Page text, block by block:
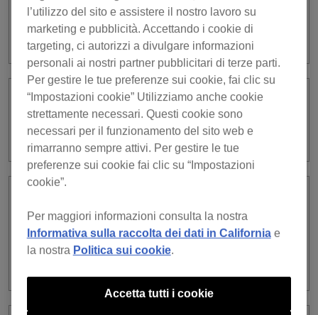
Vorrei sapere quale console per DJ /
Console DJ tutto in uno può essere
riprodotta insieme a rekordbox for iOS.
Quando collego rekordbox for iOS (ver.
4) al terminale USB del CDJ/XDJ/DJM
non succede niente.
l’apparecchiatura DJ alla stessa rete
Wi-Fi, ma anche se in rekordbox for
iOS tocco [Collegare a CDJ/XDJ/DJM],
l’utilizzo del sito e assistere il nostro lavoro su
marketing e pubblicità. Accettando i cookie di
targeting, ci autorizzi a divulgare informazioni
personali ai nostri partner pubblicitari di terze parti.
Per gestire le tue preferenze sui cookie, fai clic su
“Impostazioni cookie” Utilizziamo anche cookie
strettamente necessari. Questi cookie sono
necessari per il funzionamento del sito web e
rimarranno sempre attivi. Per gestire le tue
preferenze sui cookie fai clic su “Impostazioni
cookie”.
Per maggiori informazioni consulta la nostra
Informativa sulla raccolta dei dati in Californiae
la nostra Politica sui cookie.
Accetta tutti i cookie